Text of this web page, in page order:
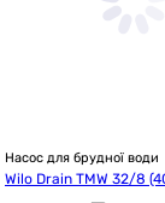
Насос для брудної води
Wilo Drain TMW 32/8